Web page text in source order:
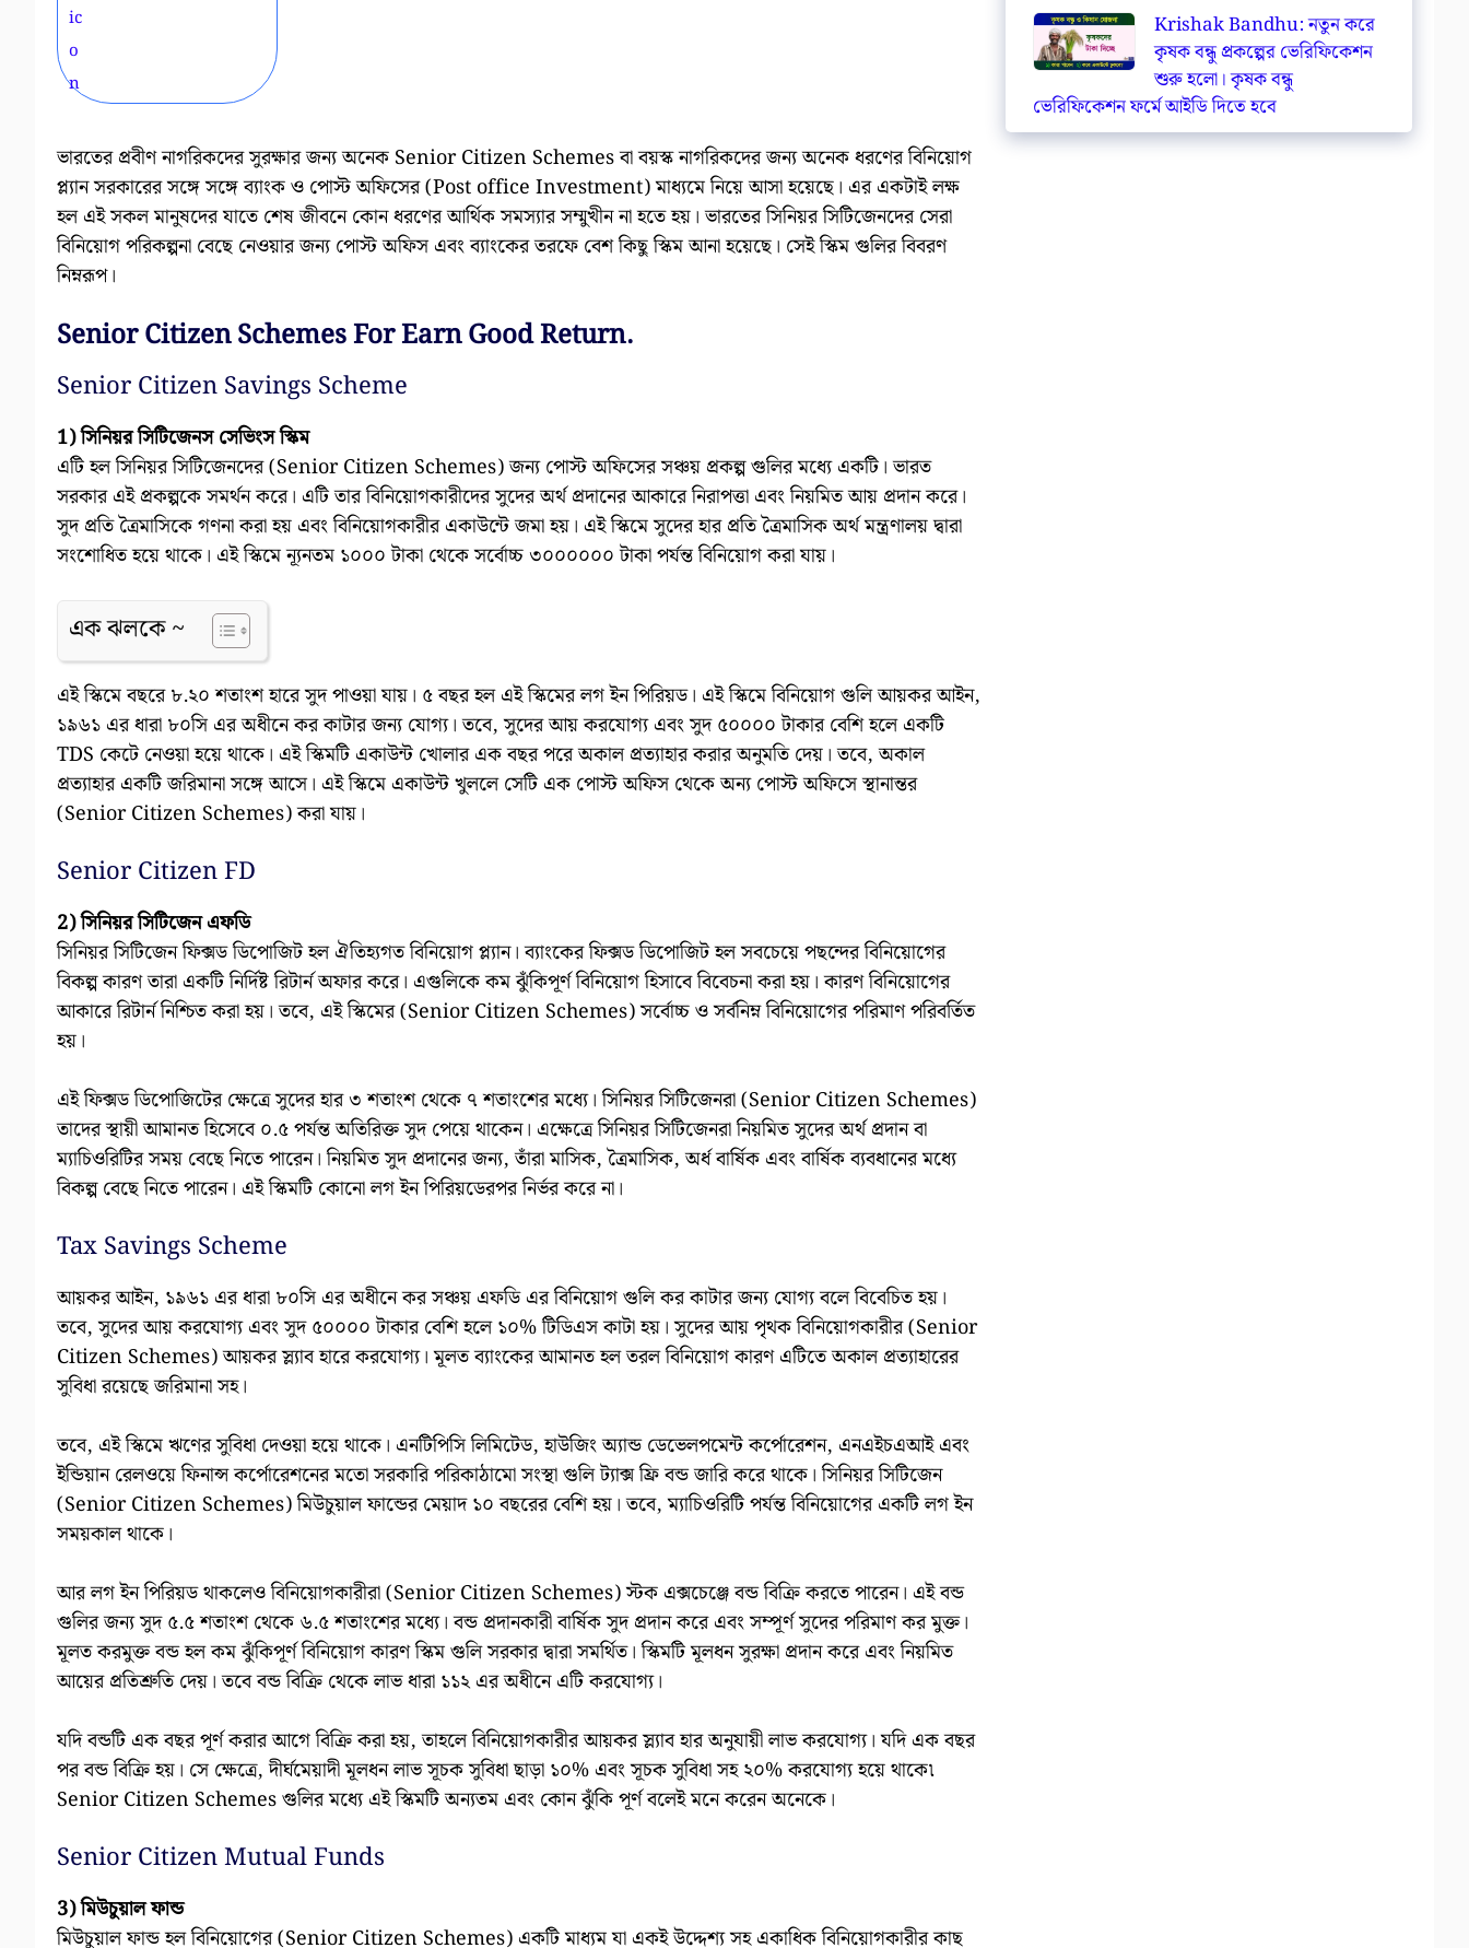
ভারতের প্রবীণ নাগরিকদের সুরক্ষার জন্য অনেক Senior Citizen Schemes বা বয়স্ক নাগরিকদের জন্য অনেক ধরণের বিনিয়োগ
প্ল্যান সরকারের সঙ্গে সঙ্গে ব্যাংক ও পোস্ট অফিসের (Post office Investment) মাধ্যমে নিয়ে আসা হয়েছে। এর একটাই লক্ষ
হল এই সকল মানুষদের যাতে শেষ জীবনে কোন ধরণের আর্থিক সমস্যার সম্মুখীন না হতে হয়। ভারতের সিনিয়র সিটিজেনদের সেরা
বিনিয়োগ পরিকল্পনা বেছে নেওয়ার জন্য পোস্ট অফিস এবং ব্যাংকের তরফে বেশ কিছু স্কিম আনা হয়েছে। সেই স্কিম গুলির বিবরণ
নিম্নরূপ।
Senior Citizen Schemes For Earn Good Return.
Senior Citizen Savings Scheme
1) সিনিয়র সিটিজেনস সেভিংস স্কিম
এটি হল সিনিয়র সিটিজেনদের (Senior Citizen Schemes) জন্য পোস্ট অফিসের সঞ্চয় প্রকল্প গুলির মধ্যে একটি। ভারত
সরকার এই প্রকল্পকে সমর্থন করে। এটি তার বিনিয়োগকারীদের সুদের অর্থ প্রদানের আকারে নিরাপত্তা এবং নিয়মিত আয় প্রদান করে।
সুদ প্রতি ত্রৈমাসিকে গণনা করা হয় এবং বিনিয়োগকারীর একাউন্টে জমা হয়। এই স্কিমে সুদের হার প্রতি ত্রৈমাসিক অর্থ মন্ত্রণালয় দ্বারা
সংশোধিত হয়ে থাকে। এই স্কিমে ন্যূনতম ১০০০ টাকা থেকে সর্বোচ্চ ৩০০০০০০ টাকা পর্যন্ত বিনিয়োগ করা যায়।
এক ঝলকে ~
এই স্কিমে বছরে ৮.২০ শতাংশ হারে সুদ পাওয়া যায়। ৫ বছর হল এই স্কিমের লগ ইন পিরিয়ড। এই স্কিমে বিনিয়োগ গুলি আয়কর আইন,
১৯৬১ এর ধারা ৮০সি এর অধীনে কর কাটার জন্য যোগ্য। তবে, সুদের আয় করযোগ্য এবং সুদ ৫০০০০ টাকার বেশি হলে একটি
TDS কেটে নেওয়া হয়ে থাকে। এই স্কিমটি একাউন্ট খোলার এক বছর পরে অকাল প্রত্যাহার করার অনুমতি দেয়। তবে, অকাল
প্রত্যাহার একটি জরিমানা সঙ্গে আসে। এই স্কিমে একাউন্ট খুললে সেটি এক পোস্ট অফিস থেকে অন্য পোস্ট অফিসে স্থানান্তর
(Senior Citizen Schemes) করা যায়।
Senior Citizen FD
2) সিনিয়র সিটিজেন এফডি
সিনিয়র সিটিজেন ফিক্সড ডিপোজিট হল ঐতিহ্যগত বিনিয়োগ প্ল্যান। ব্যাংকের ফিক্সড ডিপোজিট হল সবচেয়ে পছন্দের বিনিয়োগের
বিকল্প কারণ তারা একটি নির্দিষ্ট রিটার্ন অফার করে। এগুলিকে কম ঝুঁকিপূর্ণ বিনিয়োগ হিসাবে বিবেচনা করা হয়। কারণ বিনিয়োগের
আকারে রিটার্ন নিশ্চিত করা হয়। তবে, এই স্কিমের (Senior Citizen Schemes) সর্বোচ্চ ও সর্বনিম্ন বিনিয়োগের পরিমাণ পরিবর্তিত
হয়।
এই ফিক্সড ডিপোজিটের ক্ষেত্রে সুদের হার ৩ শতাংশ থেকে ৭ শতাংশের মধ্যে। সিনিয়র সিটিজেনরা (Senior Citizen Schemes)
তাদের স্থায়ী আমানত হিসেবে ০.৫ পর্যন্ত অতিরিক্ত সুদ পেয়ে থাকেন। এক্ষেত্রে সিনিয়র সিটিজেনরা নিয়মিত সুদের অর্থ প্রদান বা
ম্যাচিওরিটির সময় বেছে নিতে পারেন। নিয়মিত সুদ প্রদানের জন্য, তাঁরা মাসিক, ত্রৈমাসিক, অর্ধ বার্ষিক এবং বার্ষিক ব্যবধানের মধ্যে
বিকল্প বেছে নিতে পারেন। এই স্কিমটি কোনো লগ ইন পিরিয়ডেরপর নির্ভর করে না।
Tax Savings Scheme
আয়কর আইন, ১৯৬১ এর ধারা ৮০সি এর অধীনে কর সঞ্চয় এফডি এর বিনিয়োগ গুলি কর কাটার জন্য যোগ্য বলে বিবেচিত হয়।
তবে, সুদের আয় করযোগ্য এবং সুদ ৫০০০০ টাকার বেশি হলে ১০% টিডিএস কাটা হয়। সুদের আয় পৃথক বিনিয়োগকারীর (Senior
Citizen Schemes) আয়কর স্ল্যাব হারে করযোগ্য। মূলত ব্যাংকের আমানত হল তরল বিনিয়োগ কারণ এটিতে অকাল প্রত্যাহারের
সুবিধা রয়েছে জরিমানা সহ।
তবে, এই স্কিমে ঋণের সুবিধা দেওয়া হয়ে থাকে। এনটিপিসি লিমিটেড, হাউজিং অ্যান্ড ডেভেলপমেন্ট কর্পোরেশন, এনএইচএআই এবং
ইন্ডিয়ান রেলওয়ে ফিনান্স কর্পোরেশনের মতো সরকারি পরিকাঠামো সংস্থা গুলি ট্যাক্স ফ্রি বন্ড জারি করে থাকে। সিনিয়র সিটিজেন
(Senior Citizen Schemes) মিউচুয়াল ফান্ডের মেয়াদ ১০ বছরের বেশি হয়। তবে, ম্যাচিওরিটি পর্যন্ত বিনিয়োগের একটি লগ ইন
সময়কাল থাকে।
আর লগ ইন পিরিয়ড থাকলেও বিনিয়োগকারীরা (Senior Citizen Schemes) স্টক এক্সচেঞ্জে বন্ড বিক্রি করতে পারেন। এই বন্ড
গুলির জন্য সুদ ৫.৫ শতাংশ থেকে ৬.৫ শতাংশের মধ্যে। বন্ড প্রদানকারী বার্ষিক সুদ প্রদান করে এবং সম্পূর্ণ সুদের পরিমাণ কর মুক্ত।
মূলত করমুক্ত বন্ড হল কম ঝুঁকিপূর্ণ বিনিয়োগ কারণ স্কিম গুলি সরকার দ্বারা সমর্থিত। স্কিমটি মূলধন সুরক্ষা প্রদান করে এবং নিয়মিত
আয়ের প্রতিশ্রুতি দেয়। তবে বন্ড বিক্রি থেকে লাভ ধারা ১১২ এর অধীনে এটি করযোগ্য।
যদি বন্ডটি এক বছর পূর্ণ করার আগে বিক্রি করা হয়, তাহলে বিনিয়োগকারীর আয়কর স্ল্যাব হার অনুযায়ী লাভ করযোগ্য। যদি এক বছর
পর বন্ড বিক্রি হয়। সে ক্ষেত্রে, দীর্ঘমেয়াদী মূলধন লাভ সূচক সুবিধা ছাড়া ১০% এবং সূচক সুবিধা সহ ২০% করযোগ্য হয়ে থাকে৷
Senior Citizen Schemes গুলির মধ্যে এই স্কিমটি অন্যতম এবং কোন ঝুঁকি পূর্ণ বলেই মনে করেন অনেকে।
Senior Citizen Mutual Funds
3) মিউচুয়াল ফান্ড
মিউচুয়াল ফান্ড হল বিনিয়োগের (Senior Citizen Schemes) একটি মাধ্যম যা একই উদ্দেশ্য সহ একাধিক বিনিয়োগকারীর কাছ
Krishak Bandhu: নতুন করে
কৃষক বন্ধু প্রকল্পের ভেরিফিকেশন
শুরু হলো। কৃষক বন্ধু
ভেরিফিকেশন ফর্মে আইডি দিতে হবে